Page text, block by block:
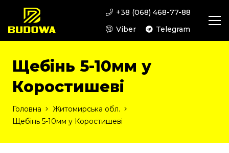
+38 (068) 468-77-88
Viber
Telegram
Щебінь 5-10мм у
Коростишеві
Головна
Житомирська обл.
Щебінь 5-10мм у Коростишеві